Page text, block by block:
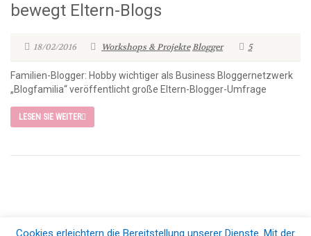
bewegt Eltern-Blogs
18/02/2016 Workshops & ProjekteBlogger 5
Familien-Blogger: Hobby wichtiger als Business Bloggernetzwerk
„Blogfamilia“ veröffentlicht große Eltern-Blogger-Umfrage
LESEN SIE WEITER
Cookies erleichtern die Bereitstellung unserer Dienste. Mit der